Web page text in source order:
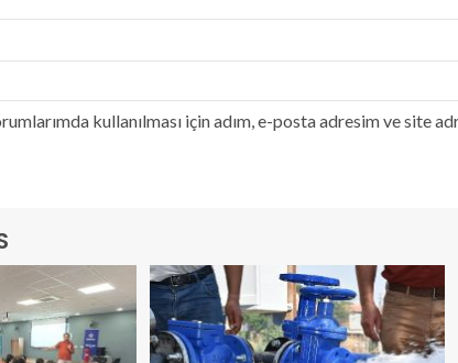
kullanılması için adım, e-posta adresim ve site